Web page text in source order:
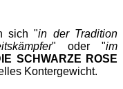
sich "in der Tradition
" oder "im
SCHWARZE ROSE
Kontergewicht.